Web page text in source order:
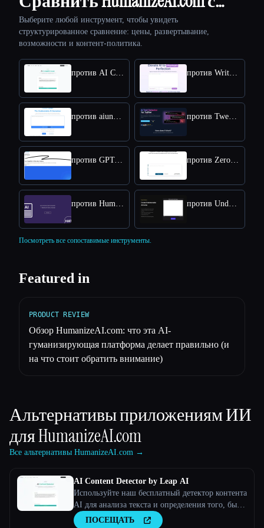
Выберите любой инструмент, чтобы увидеть
структурированное сравнение: цены, развертывание,
возможности и контент-политика.
против AI Content Detector by Leap AI против WriteHuman
против aiundetect против Tweet Detective
против GPT-Zero против ZeroGPT
против Humanize AI Text против Undetectable AI
Посмотреть все сопоставимые инструменты.
Featured in
PRODUCT REVIEW
Обзор HumanizeAI.com: что эта AI-
гуманизирующая платформа делает правильно (и
на что стоит обратить внимание)
Альтернативы приложениям ИИ
дляHumanizeAI.com
Все альтернативы HumanizeAI.com →
AI Content Detector by Leap AI
Используйте наш бесплатный детектор контента
AI для анализа текста и определения того, был
ли он создан искусственным интеллектом или
ПОСЕЩАТЬ